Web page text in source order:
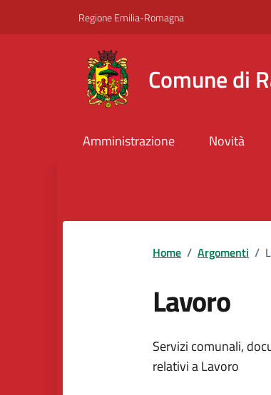
Regione Emilia-Romagna
Comune di
Amministrazione Novità
Home / Argomenti /
Lavoro
Dettagli
Servizi comunali,
relativi a Lavoro